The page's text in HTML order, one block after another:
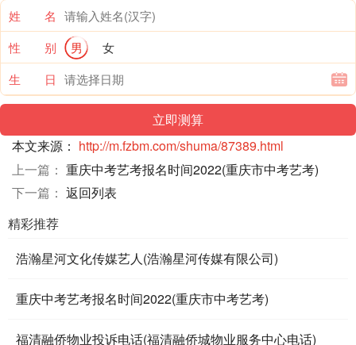
姓 名
性 别
男
女
生 日
本文来源： http://m.fzbm.com/shuma/87389.html
上一篇： 重庆中考艺考报名时间2022(重庆市中考艺考)
下一篇： 返回列表
精彩推荐
浩瀚星河文化传媒艺人(浩瀚星河传媒有限公司)
重庆中考艺考报名时间2022(重庆市中考艺考)
福清融侨物业投诉电话(福清融侨城物业服务中心电话)